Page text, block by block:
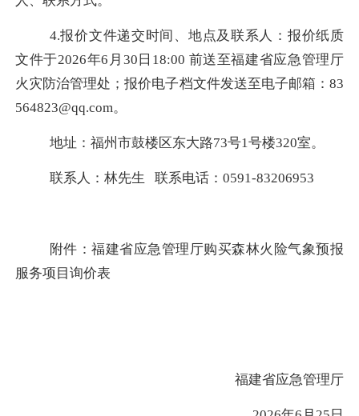
4.报价文件递交时间、地点及联系人：报价纸质
文件于2026年6 月 30 日 18:00 前送至福建省应急管理厅
火灾防治管理处；报价电子档文件发送至电子邮箱： 83
564823@qq.com。
地址：福州市鼓楼区东大路73号1号楼320室。
联系人：林先生 联系电话：0591-83206953
附件：福建省应急管理厅购买森林火险气象预报
服务项目 询价表
福建省应急管理厅